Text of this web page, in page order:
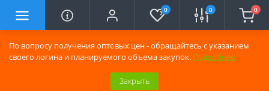
По вопросу получения оптовых цен - обращайтесь с указанием
своего логина и планируемого объема закупок. Подробнее
Закрыть
0 0 0